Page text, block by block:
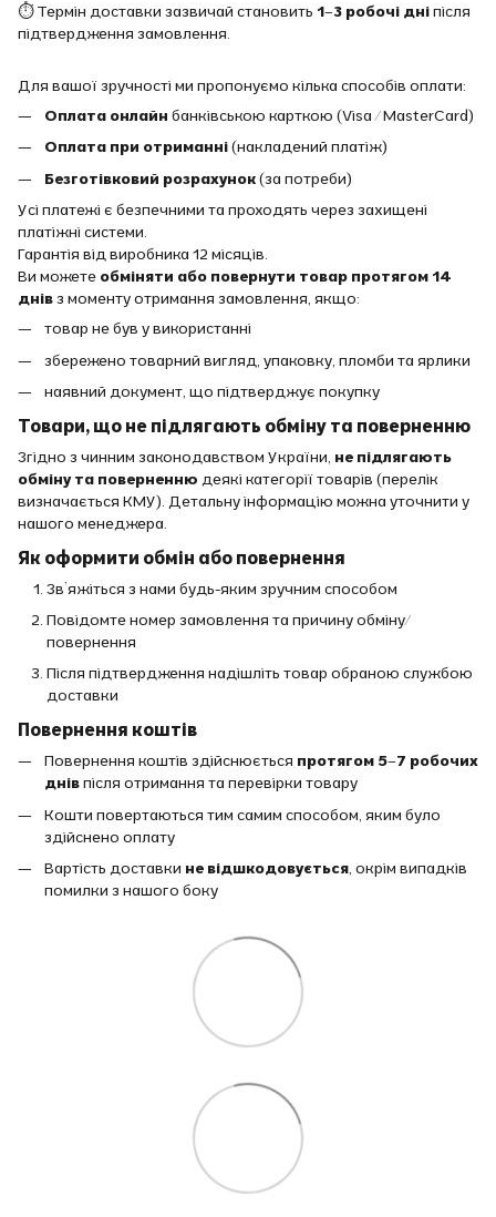
⏱ Термін доставки зазвичай становить 1–3 робочі дніпісля
підтвердження замовлення.
Для вашої зручності ми пропонуємо кілька способів оплати:
Оплата онлайн банківською карткою (Visa / MasterCard)
Оплата при отриманні(накладений платіж)
Безготівковий розрахунок(за потреби)
Усі платежі є безпечними та проходять через захищені
платіжні системи.
Гарантія від виробника 12 місяців.
Ви можете обміняти або повернути товар протягом 14
днівз моменту отримання замовлення, якщо:
товар не був у використанні
збережено товарний вигляд, упаковку, пломби та ярлики
наявний документ, що підтверджує покупку
Товари, що не підлягають обміну та поверненню
Згідно з чинним законодавством України, не підлягають
обміну та поверненню деякі категорії товарів (перелік
визначається КМУ). Детальну інформацію можна уточнити у
нашого менеджера.
Як оформити обмін або повернення
Зв’яжіться з нами будь-яким зручним способом
Повідомте номер замовлення та причину обміну/
повернення
Після підтвердження надішліть товар обраною службою
доставки
Повернення коштів
Повернення коштів здійснюється протягом 5–7 робочих
днівпісля отримання та перевірки товару
Кошти повертаються тим самим способом, яким було
здійснено оплату
Вартість доставки не відшкодовується, окрім випадків
помилки з нашого боку